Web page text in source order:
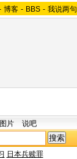
博客 - BBS - 我说两句
图片 说吧
日本兵赎罪